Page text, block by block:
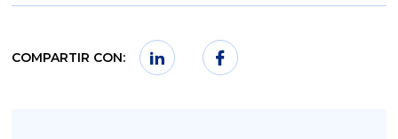
COMPARTIR CON: